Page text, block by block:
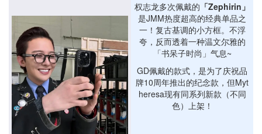
权志龙多次佩戴的 「Zephirin」
是JMM热度超高的经典单品之
一！复古基调的小方框。不浮
夸，反而透着一种温文尔雅的
「书呆子时尚」气息~
GD佩戴的款式，是为了庆祝品
牌10周年推出的纪念款，但Myt
heresa现有同系列新款（不同
色）上架！